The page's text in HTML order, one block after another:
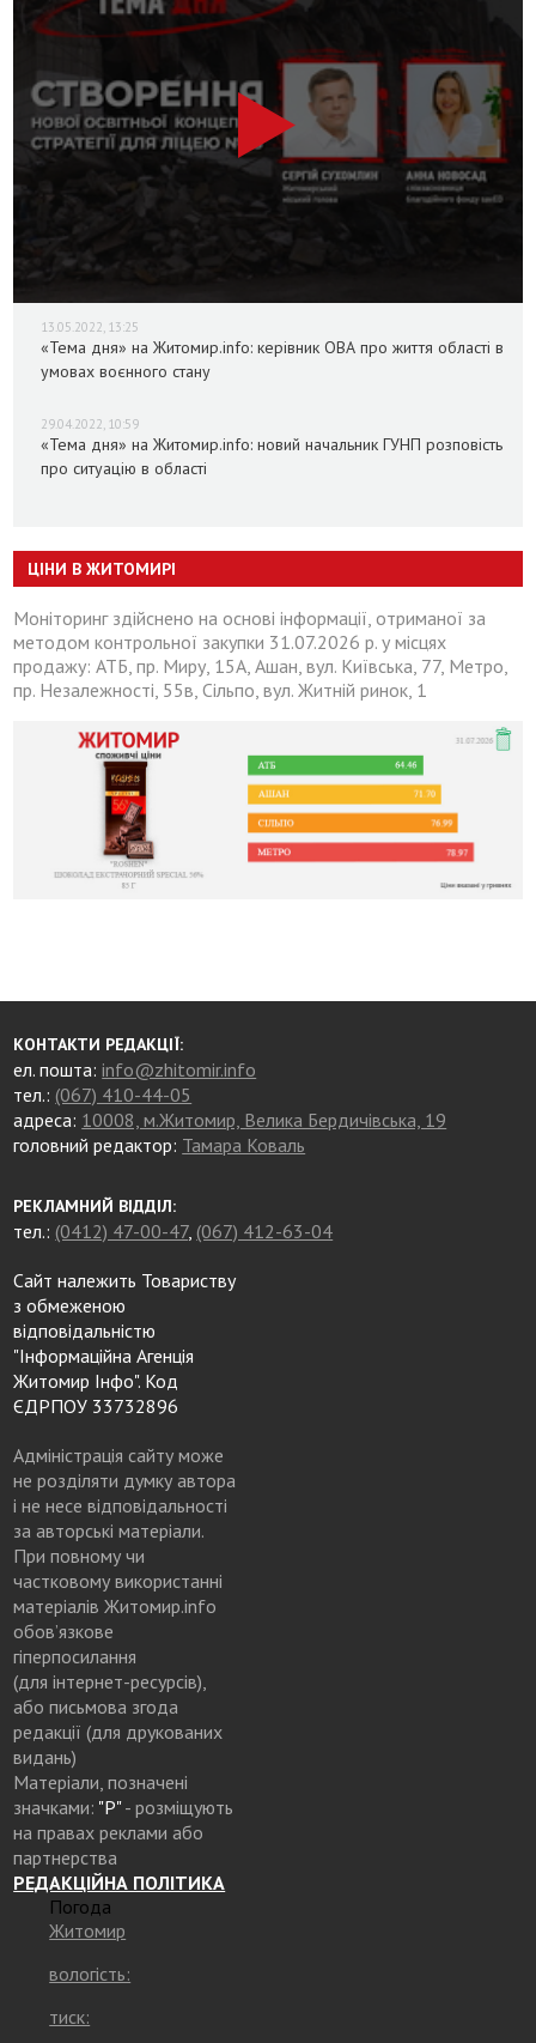
13.05.2022, 13:25
«Тема дня» на Житомир.info: керівник ОВА про життя області в
умовах воєнного стану
29.04.2022, 10:59
«Тема дня» на Житомир.info: новий начальник ГУНП розповість
про ситуацію в області
ЦІНИ В ЖИТОМИРІ
Моніторинг здійснено на основі інформації, отриманої за
методом контрольної закупки 31.07.2026 р. у місцях
продажу: АТБ, пр. Миру, 15А, Ашан, вул. Київська, 77, Метро,
пр. Незалежності, 55в, Сільпо, вул. Житній ринок, 1
КОНТАКТИ РЕДАКЦІЇ:
ел. пошта:info@zhitomir.info
тел.: (067) 410-44-05
адреса: 10008, м.Житомир, Велика Бердичівська, 19
головний редактор: Тамара Коваль
РЕКЛАМНИЙ ВІДДІЛ:
тел.: (0412) 47-00-47, (067) 412-63-04
Сайт належить Товариству
з обмеженою
відповідальністю
"Інформаційна Агенція
Житомир Інфо". Код
ЄДРПОУ 33732896
Адміністрація сайту може
не розділяти думку автора
і не несе відповідальності
за авторські матеріали.
При повному чи
частковому використанні
матеріалів Житомир.info
обов’язкове
гіперпосилання
(для інтернет-ресурсів),
або письмова згода
редакції (для друкованих
видань)
Матеріали, позначені
значками: "Р"- розміщують
на правах реклами або
партнерства
РЕДАКЦІЙНА ПОЛІТИКА
Погода
Житомир
вологість:
тиск: